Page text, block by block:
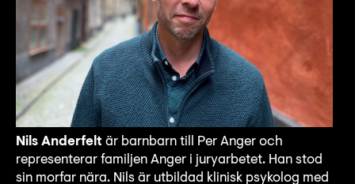
Nils Anderfelt är barnbarn till Per Anger och
representerar familjen Anger i juryarbetet. Han stod
sin morfar nära. Nils är utbildad klinisk psykolog med